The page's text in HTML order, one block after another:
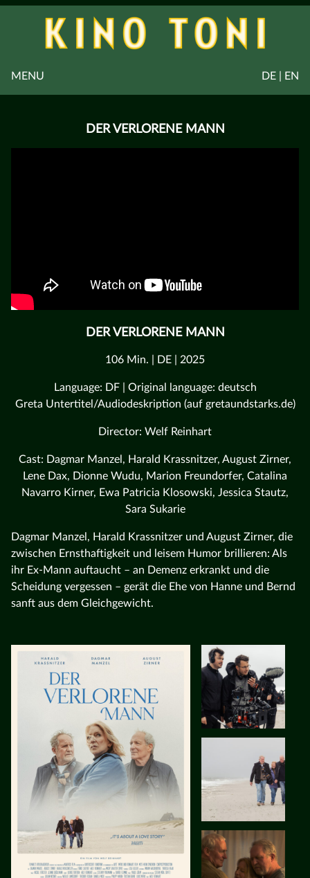
DE | EN
MENU
DER VERLORENE MANN
DER VERLORENE MANN
106 Min. | DE | 2025
Language: DF | Original language: deutsch
Greta Untertitel/Audiodeskription (auf gretaundstarks.de)
Director: Welf Reinhart
Cast: Dagmar Manzel, Harald Krassnitzer, August Zirner,
Lene Dax, Dionne Wudu, Marion Freundorfer, Catalina
Navarro Kirner, Ewa Patricia Klosowski, Jessica Stautz,
Sara Sukarie
Dagmar Manzel, Harald Krassnitzer und August Zirner, die
zwischen Ernsthaftigkeit und leisem Humor brillieren: Als
ihr Ex-Mann auftaucht – an Demenz erkrankt und die
Scheidung vergessen – gerät die Ehe von Hanne und Bernd
sanft aus dem Gleichgewicht.